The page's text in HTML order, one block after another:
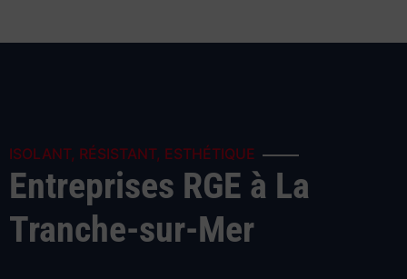
ISOLANT, RÉSISTANT, ESTHÉTIQUE
Entreprises RGE à La
Tranche-sur-Mer